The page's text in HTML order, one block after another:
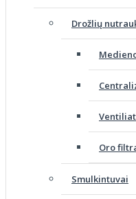
Drožlių
Oro
Smulkintuvai